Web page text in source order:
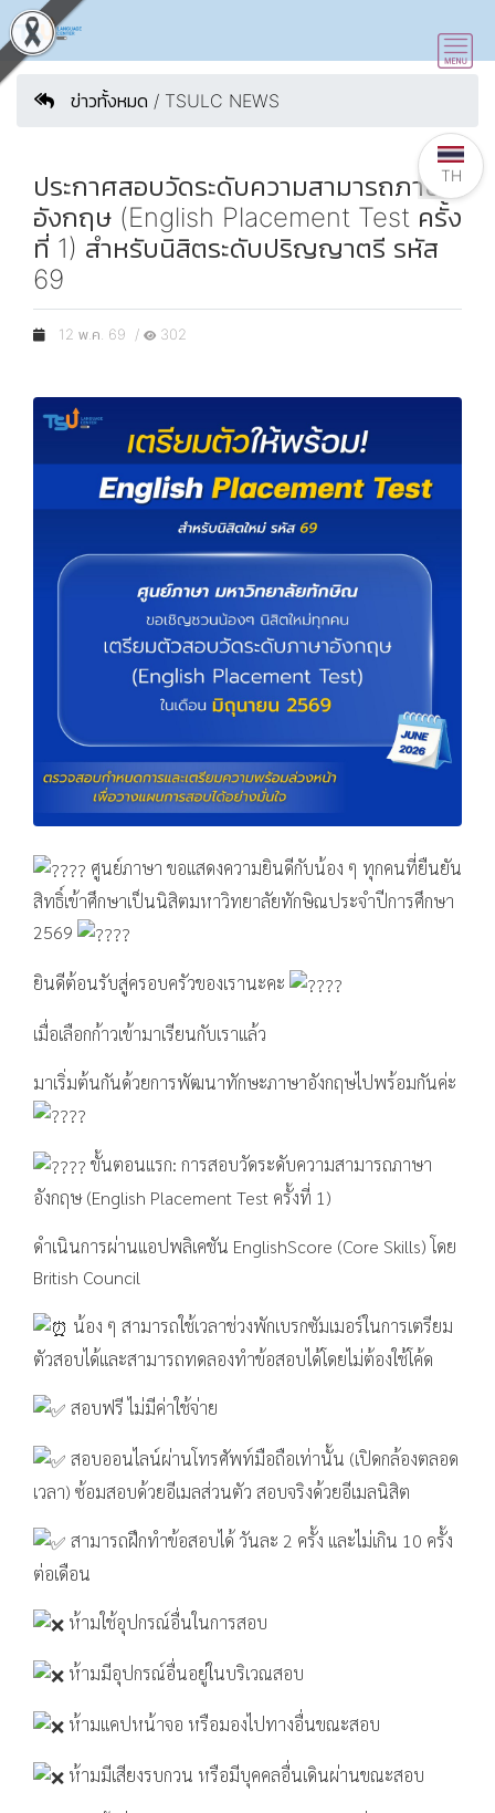
ข่าวทั้งหมด / TSULC NEWS
ประกาศสอบวัดระดับความสามารถภาษา
อังกฤษ (English Placement Test ครั้ง
ที่ 1) สำหรับนิสิตระดับปริญญาตรี รหัส
69
12 พ.ค. 69 / 302
ศูนย์ภาษา ขอแสดงความยินดีกับน้อง ๆ ทุกคนที่ยืนยัน
สิทธิ์เข้าศึกษาเป็นนิสิตมหาวิทยาลัยทักษิณประจำปีการศึกษา
2569
ยินดีต้อนรับสู่ครอบครัวของเรานะคะ
เมื่อเลือกก้าวเข้ามาเรียนกับเราแล้ว
มาเริ่มต้นกันด้วยการพัฒนาทักษะภาษาอังกฤษไปพร้อมกันค่ะ
ขั้นตอนแรก: การสอบวัดระดับความสามารถภาษา
อังกฤษ (English Placement Test ครั้งที่ 1)
ดำเนินการผ่านแอปพลิเคชัน EnglishScore (Core Skills) โดย
British Council
น้อง ๆ สามารถใช้เวลาช่วงพักเบรกซัมเมอร์ในการเตรียม
ตัวสอบได้และสามารถทดลองทำข้อสอบได้โดยไม่ต้องใช้โค้ด
สอบฟรี ไม่มีค่าใช้จ่าย
สอบออนไลน์ผ่านโทรศัพท์มือถือเท่านั้น (เปิดกล้องตลอด
เวลา) ซ้อมสอบด้วยอีเมลส่วนตัว สอบจริงด้วยอีเมลนิสิต
สามารถฝึกทำข้อสอบได้ วันละ 2 ครั้ง และไม่เกิน 10 ครั้ง
ต่อเดือน
ห้ามใช้อุปกรณ์อื่นในการสอบ
ห้ามมีอุปกรณ์อื่นอยู่ในบริเวณสอบ
ห้ามแคปหน้าจอ หรือมองไปทางอื่นขณะสอบ
ห้ามมีเสียงรบกวน หรือมีบุคคลอื่นเดินผ่านขณะสอบ
TH